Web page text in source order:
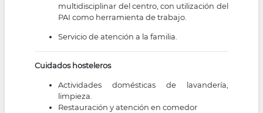
multidisciplinar del centro, con utilización del
PAI como herramienta de trabajo.
Servicio de atención a la familia.
Cuidados hosteleros
Actividades domésticas de lavandería,
limpieza.
Restauración y atención en comedor